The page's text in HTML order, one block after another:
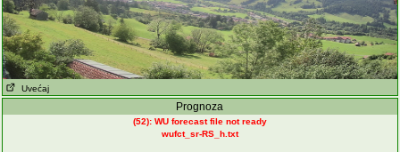
Uvećaj
Prognoza
(52): WU forecast file not ready
wufct_sr-RS_h.txt